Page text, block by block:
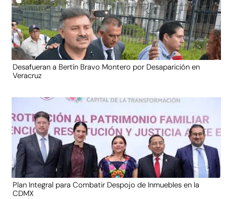
Desafueran a Bertín Bravo Montero por Desaparición en
Veracruz
Plan Integral para Combatir Despojo de Inmuebles en la
CDMX